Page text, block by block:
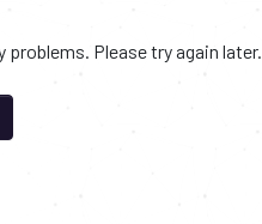
Please try again later.